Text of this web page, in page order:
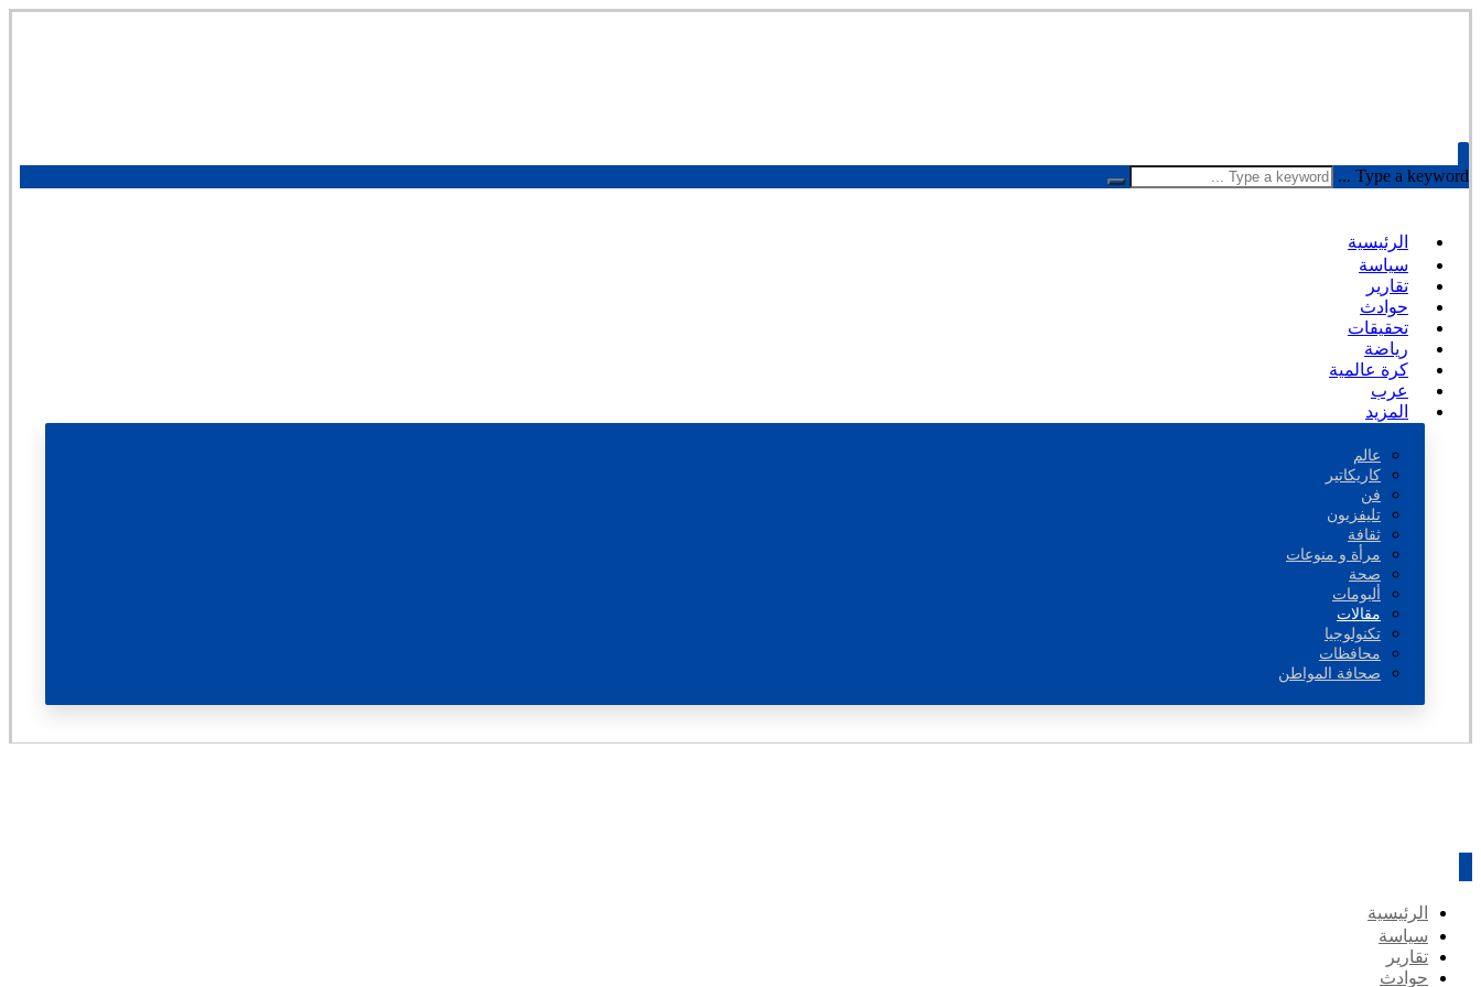
Type a keyword ...
الرئيسية
سياسة
تقارير
حوادث
تحقيقات
رياضة
كرة عالمية
عرب
المزيد
عالم
كاريكاتير
فن
تليفزيون
ثقافة
مرأة و منوعات
صحة
ألبومات
مقالات
تكنولوجيا
محافظات
صحافة المواطن
الرئيسية
سياسة
تقارير
حوادث